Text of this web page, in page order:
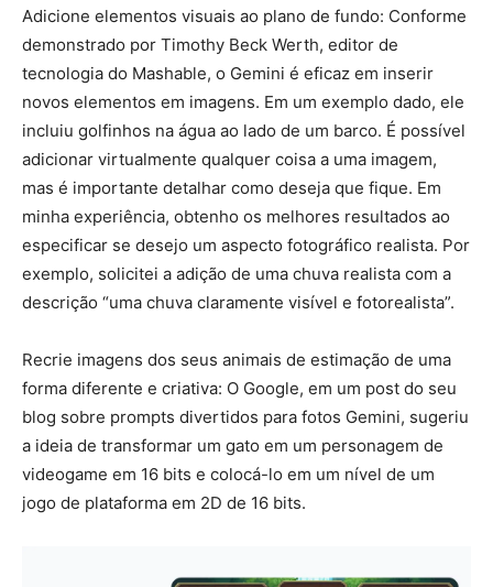
Adicione elementos visuais ao plano de fundo: Conforme
demonstrado por Timothy Beck Werth, editor de
tecnologia do Mashable, o Gemini é eficaz em inserir
novos elementos em imagens. Em um exemplo dado, ele
incluiu golfinhos na água ao lado de um barco. É possível
adicionar virtualmente qualquer coisa a uma imagem,
mas é importante detalhar como deseja que fique. Em
minha experiência, obtenho os melhores resultados ao
especificar se desejo um aspecto fotográfico realista. Por
exemplo, solicitei a adição de uma chuva realista com a
descrição “uma chuva claramente visível e fotorealista”.
Recrie imagens dos seus animais de estimação de uma
forma diferente e criativa: O Google, em um post do seu
blog sobre prompts divertidos para fotos Gemini, sugeriu
a ideia de transformar um gato em um personagem de
videogame em 16 bits e colocá-lo em um nível de um
jogo de plataforma em 2D de 16 bits.